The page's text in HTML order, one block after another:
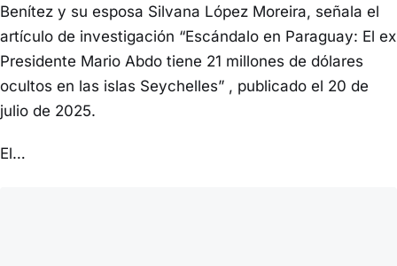
Benítez y su esposa Silvana López Moreira, señala el
artículo de investigación “Escándalo en Paraguay: El ex
Presidente Mario Abdo tiene 21 millones de dólares
ocultos en las islas Seychelles” , publicado el 20 de
julio de 2025.
El…